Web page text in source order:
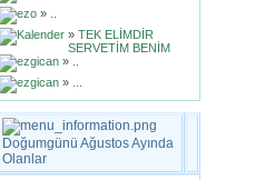
»
» TEK ELİMDİR
SERVETİM BENİM
»
»
Doğumgünü Ağustos Ayında
Olanlar